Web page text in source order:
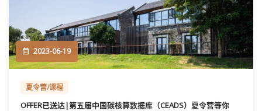
2023-06-19
夏令营/课程
OFFER已送达|第五届中国碳核算数据库（CEADS）夏令营等你